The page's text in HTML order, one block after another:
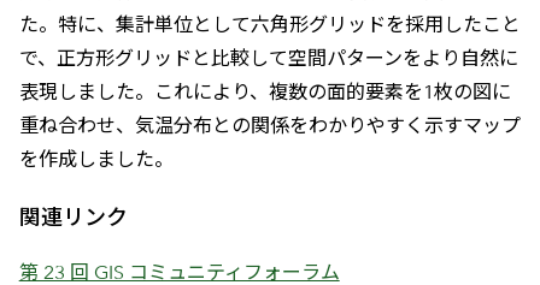
た。特に、集計単位として六角形グリッドを採用したこと
で、正方形グリッドと比較して空間パターンをより自然に
表現しました。これにより、複数の面的要素を1枚の図に
重ね合わせ、気温分布との関係をわかりやすく示すマップ
を作成しました。
関連リンク
第 23 回 GIS コミュニティフォーラム